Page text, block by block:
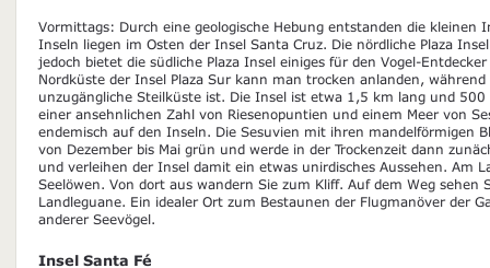
Vormittags: Durch eine geologische Hebung entstanden die kleinen
Inseln liegen im Osten der Insel Santa Cruz. Die nördliche Plaza
jedoch bietet die südliche Plaza Insel einiges für den Vogel-
Nordküste der Insel Plaza Sur kann man trocken anlanden,
unzugängliche Steilküste ist. Die Insel ist etwa 1,5 km lang und
einer ansehnlichen Zahl von Riesenopuntien und einem Meer von
endemisch auf den Inseln. Die Sesuvien mit ihren mandelförmigen
von Dezember bis Mai grün und werde in der Trockenzeit dann
und verleihen der Insel damit ein etwas unirdisches Aussehen. Am
Seelöwen. Von dort aus wandern Sie zum Kliff. Auf dem Weg sehen
Landleguane. Ein idealer Ort zum Bestaunen der Flugmanöver der
anderer Seevögel.
Insel Santa Fé